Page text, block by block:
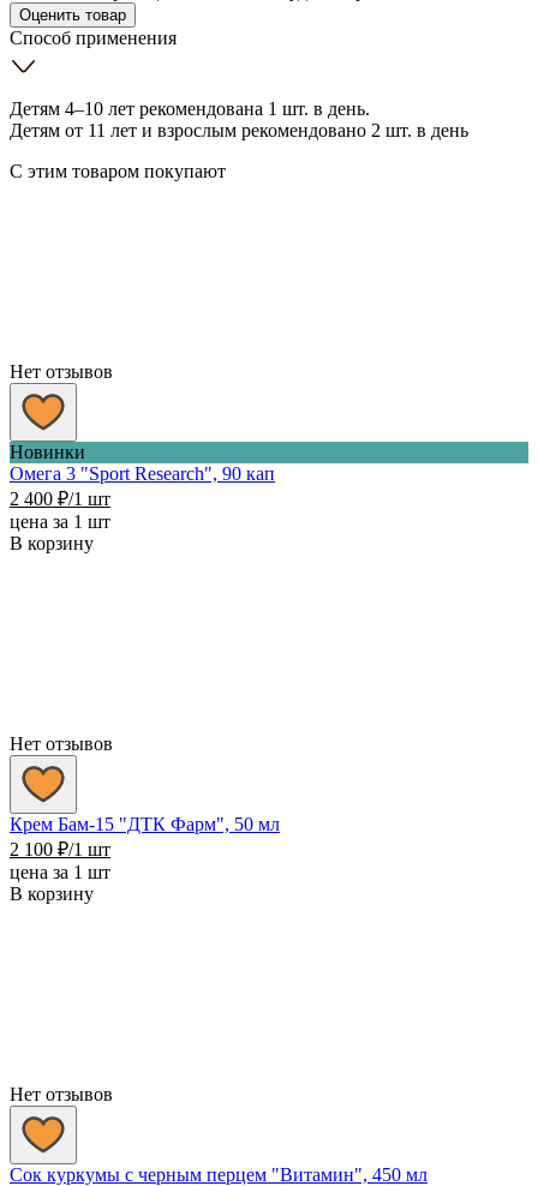
Оценить товар
Способ применения
Детям 4–10 лет рекомендована 1 шт. в день.
Детям от 11 лет и взрослым рекомендовано 2 шт. в день
С этим товаром покупают
Нет отзывов
Новинки
Омега 3 "Sport Research", 90 кап
2 400 ₽/1 шт
цена за 1 шт
В корзину
Нет отзывов
Крем Бам-15 "ДТК Фарм", 50 мл
2 100 ₽/1 шт
цена за 1 шт
В корзину
Нет отзывов
Сок куркумы с черным перцем "Витамин", 450 мл